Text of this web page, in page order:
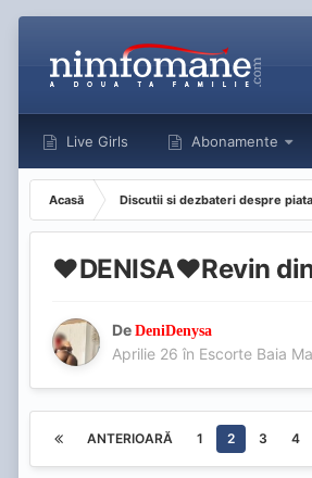
Live Girls Abonamente
Acasă Discutii si dezbateri despre
❤️DENISA❤️Revin
De DeniDenysa
Aprilie 26 în Escorte Baia
ANTERIOARĂ 1 2 3 4